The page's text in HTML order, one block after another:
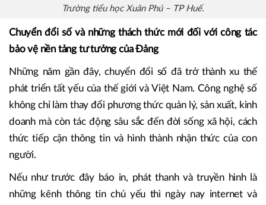
Trường tiểu học Xuân Phú – TP Huế.
Chuyển đổi số và những thách thức mới đối với công tác
bảo vệ nền tảng tư tưởng của Đảng
Những năm gần đây, chuyển đổi số đã trở thành xu thế
phát triển tất yếu của thế giới và Việt Nam. Công nghệ số
không chỉ làm thay đổi phương thức quản lý, sản xuất, kinh
doanh mà còn tác động sâu sắc đến đời sống xã hội, cách
thức tiếp cận thông tin và hình thành nhận thức của con
người.
Nếu như trước đây báo in, phát thanh và truyền hình là
những kênh thông tin chủ yếu thì ngày nay internet và